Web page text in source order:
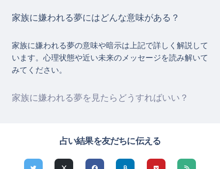
家族に嫌われる夢にはどんな意味がある？
家族に嫌われる夢の意味や暗示は上記で詳しく解説して
います。心理状態や近い未来のメッセージを読み解いて
みてください。
家族に嫌われる夢を見たらどうすればいい？
占い結果を友だちに伝える